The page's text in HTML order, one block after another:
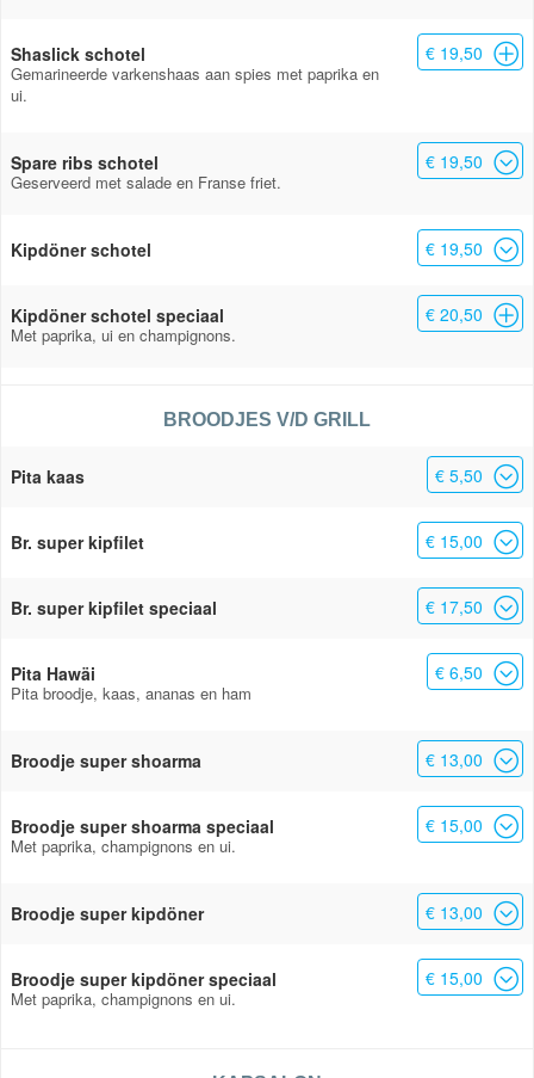
Shaslick schotel
Gemarineerde varkenshaas aan spies met paprika en
ui.
€ 19,50
Spare ribs schotel
Geserveerd met salade en Franse friet.
€ 19,50
Kipdöner schotel € 19,50
Kipdöner schotel speciaal
Met paprika, ui en champignons.
€ 20,50
BROODJES V/D GRILL
Pita kaas € 5,50
Br. super kipfilet € 15,00
Br. super kipfilet speciaal € 17,50
Pita Hawäi
Pita broodje, kaas, ananas en ham
€ 6,50
Broodje super shoarma € 13,00
Broodje super shoarma speciaal
Met paprika, champignons en ui.
€ 15,00
Broodje super kipdöner € 13,00
Broodje super kipdöner speciaal
Met paprika, champignons en ui.
€ 15,00